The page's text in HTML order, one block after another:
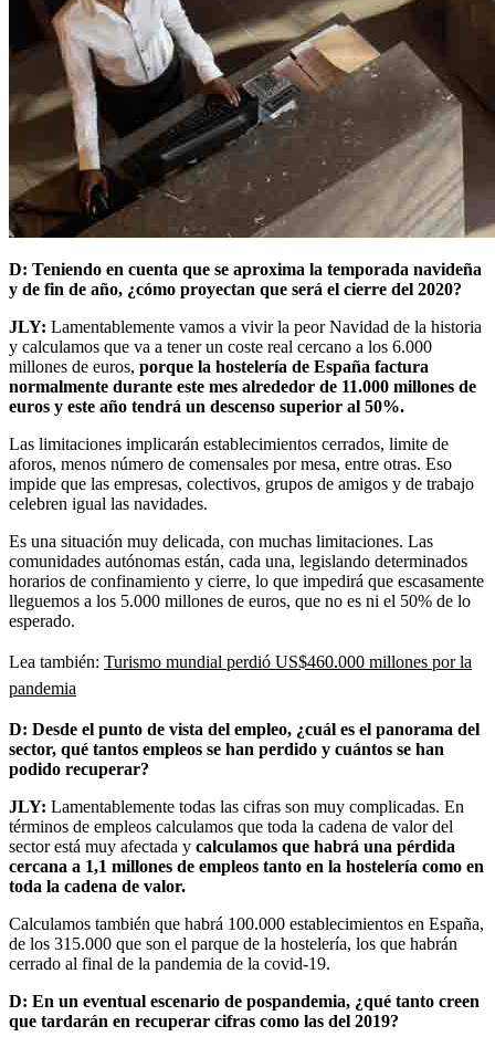
D: Teniendo en cuenta que se aproxima la temporada navideña
y de fin de año, ¿cómo proyectan que será el cierre del 2020?
JLY: Lamentablemente vamos a vivir la peor Navidad de la historia
y calculamos que va a tener un coste real cercano a los 6.000
millones de euros, porque la hostelería de España factura
normalmente durante este mes alrededor de 11.000 millones de
euros y este año tendrá un descenso superior al 50%.
Las limitaciones implicarán establecimientos cerrados, limite de
aforos, menos número de comensales por mesa, entre otras. Eso
impide que las empresas, colectivos, grupos de amigos y de trabajo
celebren igual las navidades.
Es una situación muy delicada, con muchas limitaciones. Las
comunidades autónomas están, cada una, legislando determinados
horarios de confinamiento y cierre, lo que impedirá que escasamente
lleguemos a los 5.000 millones de euros, que no es ni el 50% de lo
esperado.
Lea también: Turismo mundial perdió US$460.000 millones por la
pandemia
D: Desde el punto de vista del empleo, ¿cuál es el panorama del
sector, qué tantos empleos se han perdido y cuántos se han
podido recuperar?
JLY: Lamentablemente todas las cifras son muy complicadas. En
términos de empleos calculamos que toda la cadena de valor del
sector está muy afectada y calculamos que habrá una pérdida
cercana a 1,1 millones de empleos tanto en la hostelería como en
toda la cadena de valor.
Calculamos también que habrá 100.000 establecimientos en España,
de los 315.000 que son el parque de la hostelería, los que habrán
cerrado al final de la pandemia de la covid-19.
D: En un eventual escenario de pospandemia, ¿qué tanto creen
que tardarán en recuperar cifras como las del 2019?